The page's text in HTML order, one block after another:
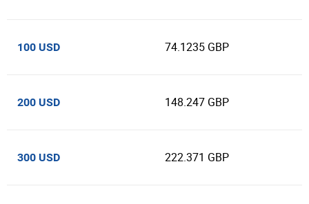
100 USD 74.1235 GBP
200 USD 148.247 GBP
300 USD 222.371 GBP